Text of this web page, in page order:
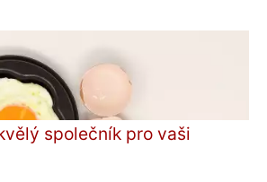
společník pro vaši